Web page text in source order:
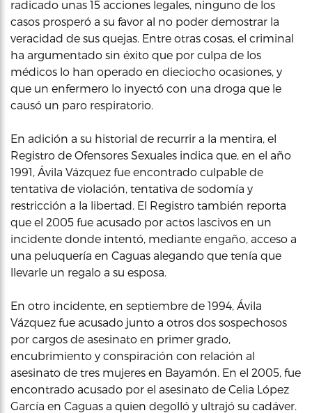
radicado unas 15 acciones legales, ninguno de los
casos prosperó a su favor al no poder demostrar la
veracidad de sus quejas. Entre otras cosas, el criminal
ha argumentado sin éxito que por culpa de los
médicos lo han operado en dieciocho ocasiones, y
que un enfermero lo inyectó con una droga que le
causó un paro respiratorio.
En adición a su historial de recurrir a la mentira, el
Registro de Ofensores Sexuales indica que, en el año
1991, Ávila Vázquez fue encontrado culpable de
tentativa de violación, tentativa de sodomía y
restricción a la libertad. El Registro también reporta
que el 2005 fue acusado por actos lascivos en un
incidente donde intentó, mediante engaño, acceso a
una peluquería en Caguas alegando que tenía que
llevarle un regalo a su esposa.
En otro incidente, en septiembre de 1994, Ávila
Vázquez fue acusado junto a otros dos sospechosos
por cargos de asesinato en primer grado,
encubrimiento y conspiración con relación al
asesinato de tres mujeres en Bayamón. En el 2005, fue
encontrado acusado por el asesinato de Celia López
García en Caguas a quien degolló y ultrajó su cadáver.